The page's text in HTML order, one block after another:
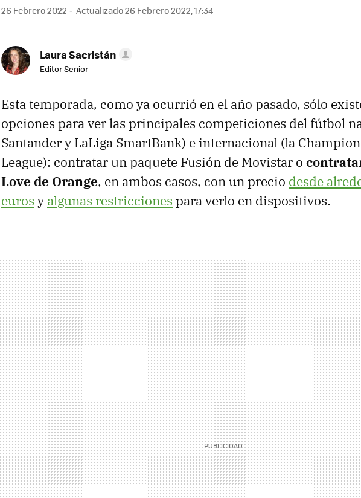
26 Febrero 2022 Actualizado 26 Febrero 2022, 17:34
Laura Sacristán
Editor Senior
Esta temporada, como ya ocurrió en el año pasado, sólo
opciones para ver las principales competiciones del fútbol
Santander y LaLiga SmartBank) e internacional (la
League): contratar un paquete Fusión de Movistar o
Love de Orange, en ambos casos, con un precio desde
euros yalgunas restricciones para verlo en dispositivos.